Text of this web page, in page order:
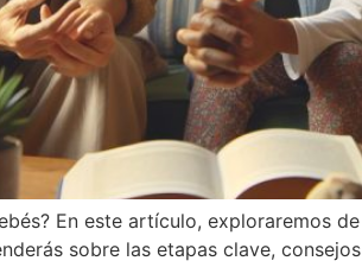
En este artículo, exploraremos
sobre las etapas clave,